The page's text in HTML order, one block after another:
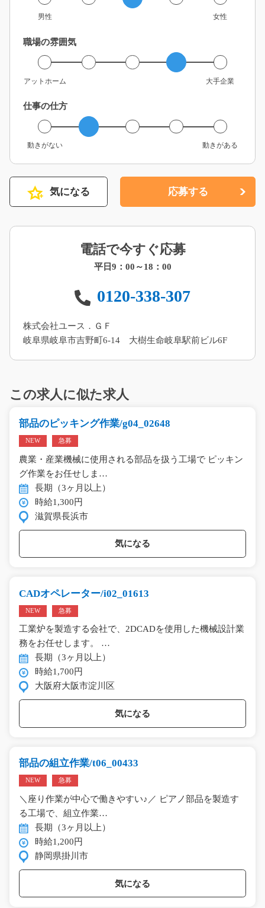
男性 女性
職場の雰囲気
アットホーム 大手企業
仕事の仕方
動きがない 動きがある
気になる 応募する
電話で今すぐ応募
平日9：00～18：00
0120-338-307
株式会社ユース．ＧＦ
岐阜県岐阜市吉野町6-14 大樹生命岐阜駅前ビル6F
この求人に似た求人
部品のピッキング作業/g04_02648
NEW 急募
農業・産業機械に使用される部品を扱う工場で ピッキン
グ作業をお任せしま…
長期（3ヶ月以上）
時給1,300円
滋賀県長浜市
気になる
CADオペレーター/i02_01613
NEW 急募
工業炉を製造する会社で、2DCADを使用した機械設計業
務をお任せします。 …
長期（3ヶ月以上）
時給1,700円
大阪府大阪市淀川区
気になる
部品の組立作業/t06_00433
NEW 急募
＼座り作業が中心で働きやすい♪／ ピアノ部品を製造す
る工場で、組立作業…
長期（3ヶ月以上）
時給1,200円
静岡県掛川市
気になる